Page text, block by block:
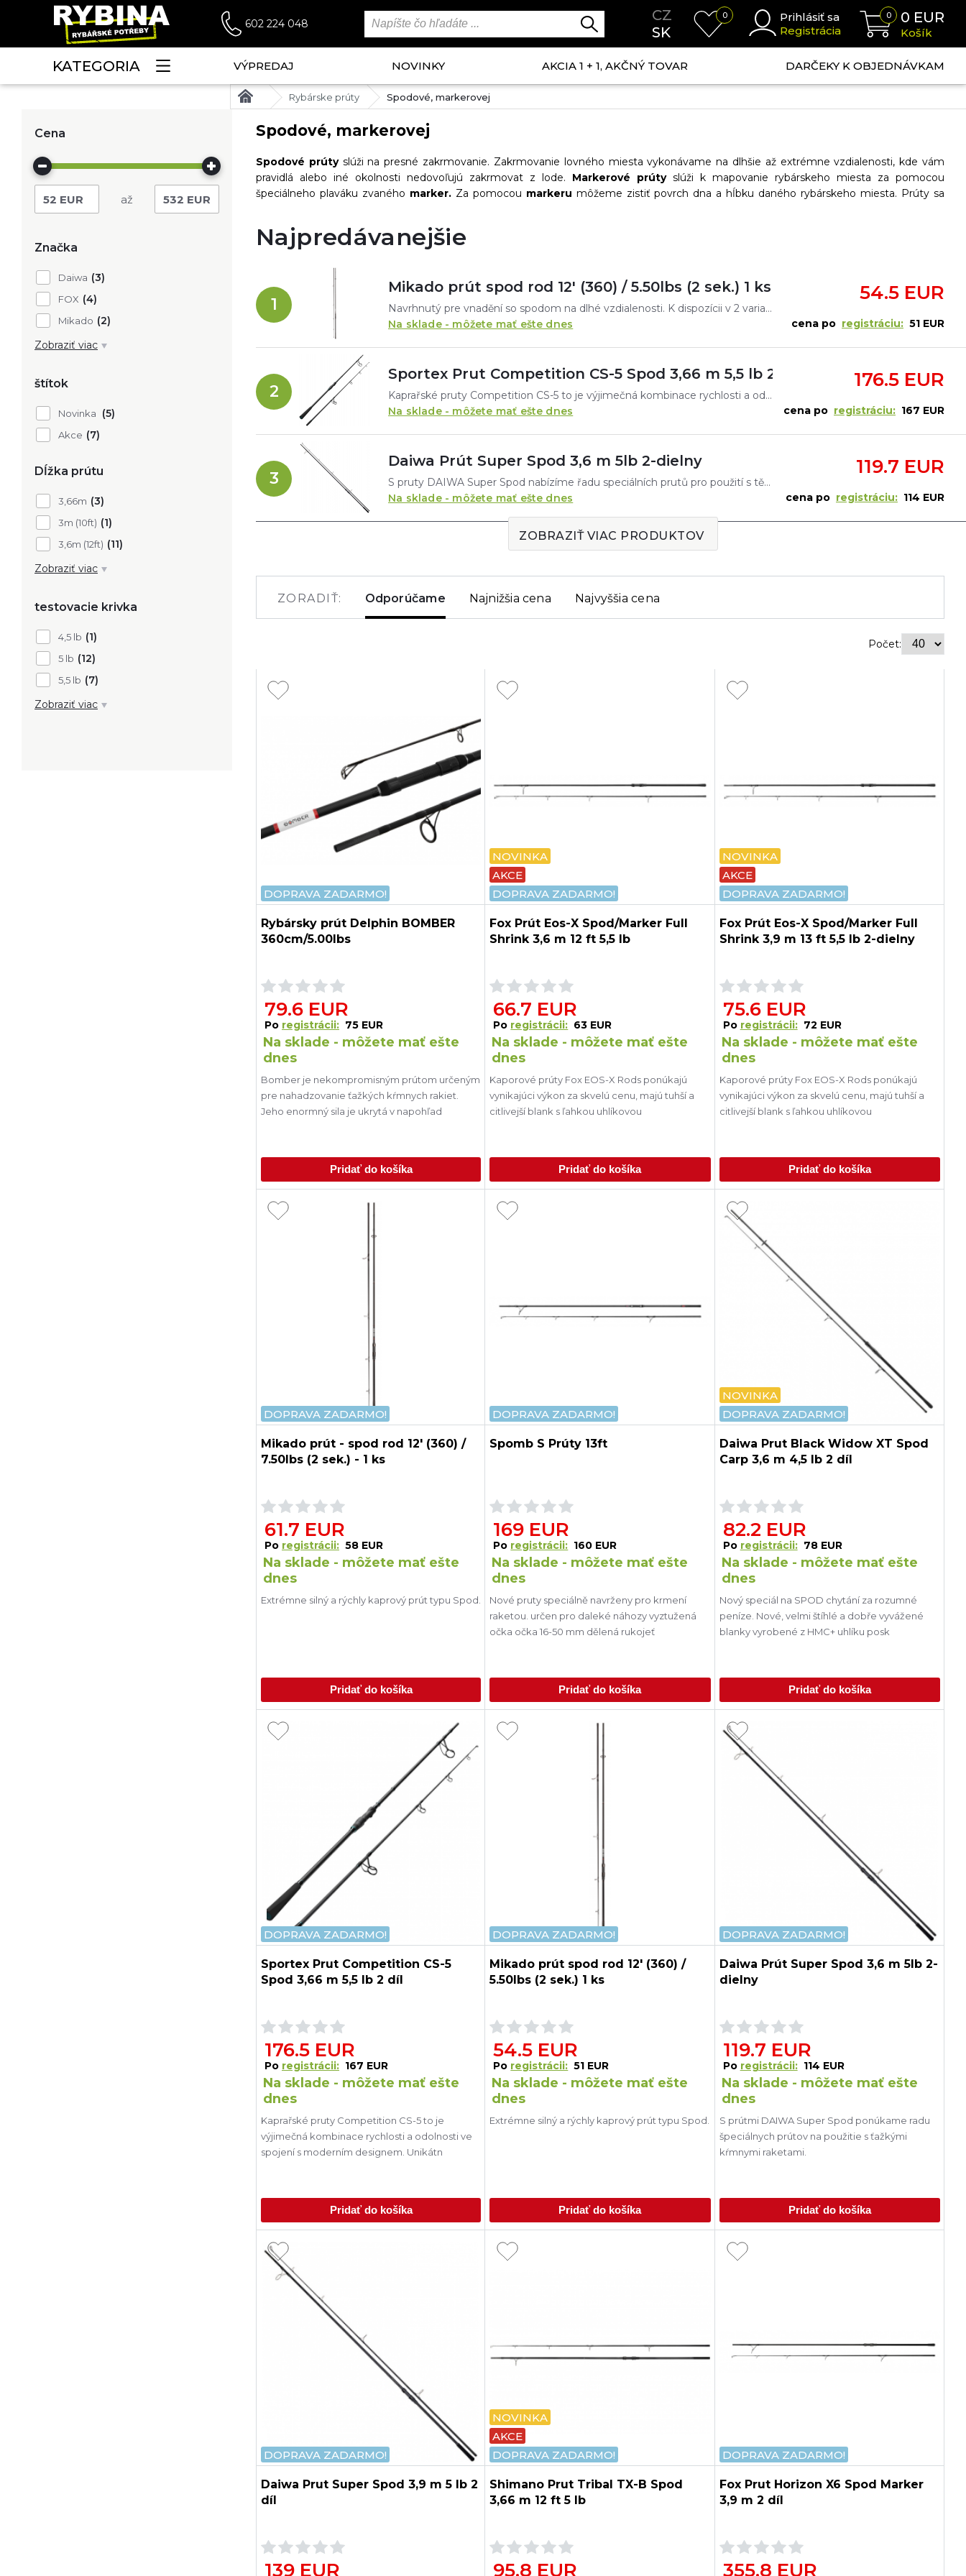
602 224 048
CZ
SK
0
Prihlásiť sa
Registrácia
0 0 EUR
Košík
KATEGORIA VÝPREDAJ NOVINKY AKCIA 1 + 1, AKČNÝ TOVAR DARČEKY K OBJEDNÁVKAM
Rybárske prúty Spodové, markerovej
Cena
52 EUR 532 EUR
Značka
Daiwa (3)
FOX (4)
Mikado (2)
Mivardi (3)
Zobraziť viac
štítok
Novinka (5)
Akce (7)
Dĺžka prútu
3,66m (3)
3m (10ft) (1)
3,6m (12ft) (11)
Zobraziť viac
testovacie krivka
4,5 lb (1)
5 lb (12)
5,5 lb (7)
Zobraziť viac
Spodové, markerovej
Spodové prútyslúži na presné zakrmovanie. Zakrmovanie lovného miesta vykonávame na dlhšie až extrémne vzdialenosti, kde vám
pravidlá alebo iné okolnosti nedovoľujú zakrmovat z lode. Markerové prútyslúži k mapovanie rybárskeho miesta za pomocou
špeciálneho plaváku zvaného marker.Za pomocou markeru môžeme zistiť povrch dna a hĺbku daného rybárskeho miesta. Prúty sa
Najpredávanejšie
1
Mikado prút spod rod 12' (360) / 5.50lbs (2 sek.) 1 ks
Navrhnutý pre vnadění so spodom na dlhé vzdialenosti. K dispozícii v 2 variantoch a to, 5,5lb - pohodlná na vzdialenosť cca 100m a 7,5lb - vnadenie aj na vzdialenosť presahujúcu 120m.
Na sklade - môžete mať ešte dnes
54.5 EUR
cena po registráciu: 51 EUR
2
Sportex Prut Competition CS-5 Spod 3,66 m 5,5 lb 2 díl
Kaprařské pruty Competition CS-5 to je výjimečná kombinace rychlosti a odolnosti ve spojení s moderním designem. Unikátní série prutů nabízí výborný poměr cena výkon. Vyzkoušejte naše pruty SPORT
Na sklade - môžete mať ešte dnes
176.5 EUR
cena po registráciu: 167 EUR
3
Daiwa Prút Super Spod 3,6 m 5lb 2-dielny
S pruty DAIWA Super Spod nabízíme řadu speciálních prutů pro použití s těžkými krmnými raketami. Jejich výkonný blank odolává i velkému množství návnady a umožňuje tak daleké náhozy. Odolný blank
Na sklade - môžete mať ešte dnes
119.7 EUR
cena po registráciu: 114 EUR
ZOBRAZIŤ VIAC PRODUKTOV
ZORADIŤ: Odporúčame Najnižšia cena Najvyššia cena
Počet:
DOPRAVA ZADARMO!
Rybársky prút Delphin BOMBER
360cm/5.00lbs
79.6 EUR
Po registrácii: 75 EUR
Na sklade - môžete mať ešte
dnes
Bomber je nekompromisným prútom určeným
pre nahadzovanie ťažkých kŕmnych rakiet.
Jeho enormný sila je ukrytá v napohľad
Pridať do košíka
NOVINKA
AKCE
DOPRAVA ZADARMO!
Fox Prút Eos-X Spod/Marker Full
Shrink 3,6 m 12 ft 5,5 lb
66.7 EUR
Po registrácii: 63 EUR
Na sklade - môžete mať ešte
dnes
Kaporové prúty Fox EOS-X Rods ponúkajú
vynikajúci výkon za skvelú cenu, majú tuhší a
citlivejší blank s ľahkou uhlíkovou
Pridať do košíka
NOVINKA
AKCE
DOPRAVA ZADARMO!
Fox Prút Eos-X Spod/Marker Full
Shrink 3,9 m 13 ft 5,5 lb 2-dielny
75.6 EUR
Po registrácii: 72 EUR
Na sklade - môžete mať ešte
dnes
Kaporové prúty Fox EOS-X Rods ponúkajú
vynikajúci výkon za skvelú cenu, majú tuhší a
citlivejší blank s ľahkou uhlíkovou
Pridať do košíka
DOPRAVA ZADARMO!
Mikado prút - spod rod 12' (360) /
7.50lbs (2 sek.) - 1 ks
61.7 EUR
Po registrácii: 58 EUR
Na sklade - môžete mať ešte
dnes
Extrémne silný a rýchly kaprový prút typu Spod.
Pridať do košíka
DOPRAVA ZADARMO!
Spomb S Prúty 13ft
169 EUR
Po registrácii: 160 EUR
Na sklade - môžete mať ešte
dnes
Nové pruty speciálně navrženy pro krmení
raketou. určen pro daleké náhozy vyztužená
očka očka 16-50 mm dělená rukojeť
Pridať do košíka
NOVINKA
DOPRAVA ZADARMO!
Daiwa Prut Black Widow XT Spod
Carp 3,6 m 4,5 lb 2 díl
82.2 EUR
Po registrácii: 78 EUR
Na sklade - môžete mať ešte
dnes
Nový speciál na SPOD chytání za rozumné
peníze. Nové, velmi štíhlé a dobře vyvážené
blanky vyrobené z HMC+ uhlíku posk
Pridať do košíka
DOPRAVA ZADARMO!
Sportex Prut Competition CS-5
Spod 3,66 m 5,5 lb 2 díl
176.5 EUR
Po registrácii: 167 EUR
Na sklade - môžete mať ešte
dnes
Kaprařské pruty Competition CS-5 to je
výjimečná kombinace rychlosti a odolnosti ve
spojení s moderním designem. Unikátn
Pridať do košíka
DOPRAVA ZADARMO!
Mikado prút spod rod 12' (360) /
5.50lbs (2 sek.) 1 ks
54.5 EUR
Po registrácii: 51 EUR
Na sklade - môžete mať ešte
dnes
Extrémne silný a rýchly kaprový prút typu Spod.
Pridať do košíka
DOPRAVA ZADARMO!
Daiwa Prút Super Spod 3,6 m 5lb 2-
dielny
119.7 EUR
Po registrácii: 114 EUR
Na sklade - môžete mať ešte
dnes
S prútmi DAIWA Super Spod ponúkame radu
špeciálnych prútov na použitie s ťažkými
kŕmnymi raketami.
Pridať do košíka
DOPRAVA ZADARMO!
Daiwa Prut Super Spod 3,9 m 5 lb 2
díl
139 EUR
NOVINKA
AKCE
DOPRAVA ZADARMO!
Shimano Prut Tribal TX-B Spod
3,66 m 12 ft 5 lb
95.8 EUR
DOPRAVA ZADARMO!
Fox Prut Horizon X6 Spod Marker
3,9 m 2 díl
355.8 EUR